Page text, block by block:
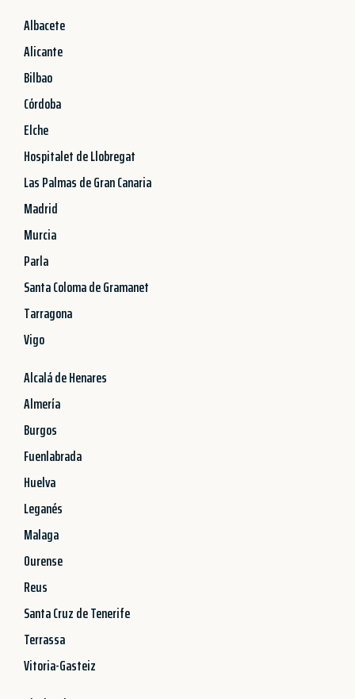
Albacete
Alicante
Bilbao
Córdoba
Elche
Hospitalet de Llobregat
Las Palmas de Gran Canaria
Madrid
Murcia
Parla
Santa Coloma de Gramanet
Tarragona
Vigo
Alcalá de Henares
Almería
Burgos
Fuenlabrada
Huelva
Leganés
Malaga
Ourense
Reus
Santa Cruz de Tenerife
Terrassa
Vitoria-Gasteiz